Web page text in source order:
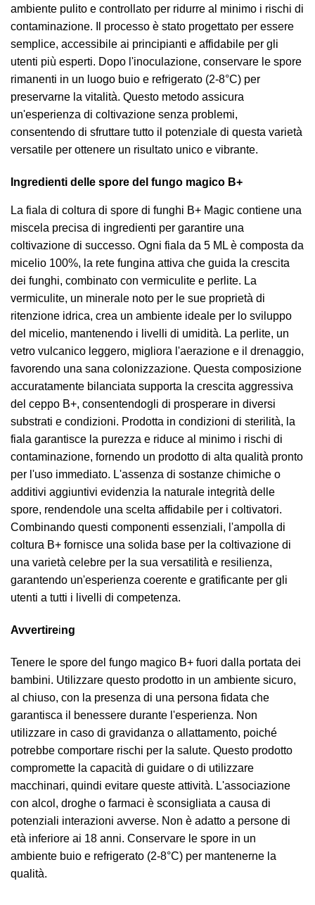
ambiente pulito e controllato per ridurre al minimo i rischi di
contaminazione. Il processo è stato progettato per essere
semplice, accessibile ai principianti e affidabile per gli
utenti più esperti. Dopo l'inoculazione, conservare le spore
rimanenti in un luogo buio e refrigerato (2-8°C) per
preservarne la vitalità. Questo metodo assicura
un'esperienza di coltivazione senza problemi,
consentendo di sfruttare tutto il potenziale di questa varietà
versatile per ottenere un risultato unico e vibrante.
Ingredienti delle spore del fungo magico B+
La fiala di coltura di spore di funghi B+ Magic contiene una
miscela precisa di ingredienti per garantire una
coltivazione di successo. Ogni fiala da 5 ML è composta da
micelio 100%, la rete fungina attiva che guida la crescita
dei funghi, combinato con vermiculite e perlite. La
vermiculite, un minerale noto per le sue proprietà di
ritenzione idrica, crea un ambiente ideale per lo sviluppo
del micelio, mantenendo i livelli di umidità. La perlite, un
vetro vulcanico leggero, migliora l'aerazione e il drenaggio,
favorendo una sana colonizzazione. Questa composizione
accuratamente bilanciata supporta la crescita aggressiva
del ceppo B+, consentendogli di prosperare in diversi
substrati e condizioni. Prodotta in condizioni di sterilità, la
fiala garantisce la purezza e riduce al minimo i rischi di
contaminazione, fornendo un prodotto di alta qualità pronto
per l'uso immediato. L'assenza di sostanze chimiche o
additivi aggiuntivi evidenzia la naturale integrità delle
spore, rendendole una scelta affidabile per i coltivatori.
Combinando questi componenti essenziali, l'ampolla di
coltura B+ fornisce una solida base per la coltivazione di
una varietà celebre per la sua versatilità e resilienza,
garantendo un'esperienza coerente e gratificante per gli
utenti a tutti i livelli di competenza.
Avvertireing
Tenere le spore del fungo magico B+ fuori dalla portata dei
bambini. Utilizzare questo prodotto in un ambiente sicuro,
al chiuso, con la presenza di una persona fidata che
garantisca il benessere durante l'esperienza. Non
utilizzare in caso di gravidanza o allattamento, poiché
potrebbe comportare rischi per la salute. Questo prodotto
compromette la capacità di guidare o di utilizzare
macchinari, quindi evitare queste attività. L'associazione
con alcol, droghe o farmaci è sconsigliata a causa di
potenziali interazioni avverse. Non è adatto a persone di
età inferiore ai 18 anni. Conservare le spore in un
ambiente buio e refrigerato (2-8°C) per mantenerne la
qualità.